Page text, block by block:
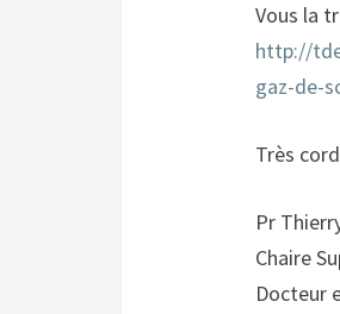
Vous la
http://
gaz-de-
Très
Pr
Chaire
Docteur